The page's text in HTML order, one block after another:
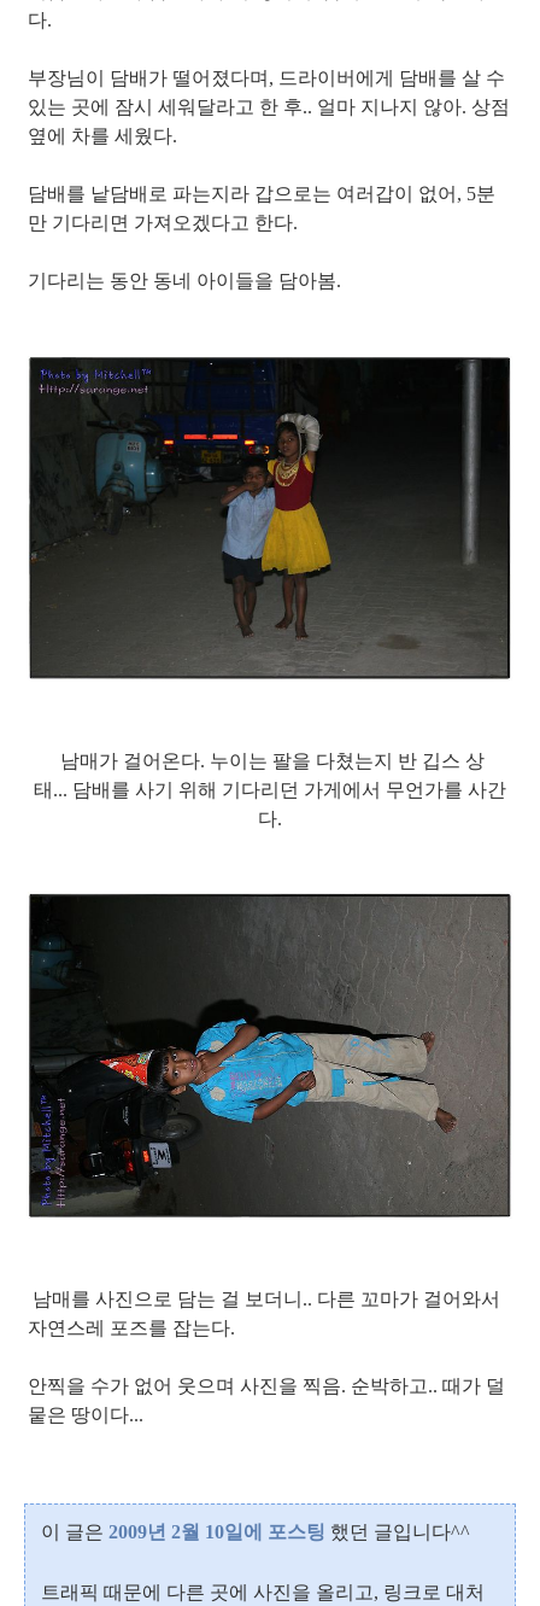
다.
부장님이 담배가 떨어졌다며, 드라이버에게 담배를 살 수
있는 곳에 잠시 세워달라고 한 후.. 얼마 지나지 않아. 상점
옆에 차를 세웠다.
담배를 낱담배로 파는지라 갑으로는 여러갑이 없어, 5분
만 기다리면 가져오겠다고 한다.
기다리는 동안 동네 아이들을 담아봄.
남매가 걸어온다. 누이는 팔을 다쳤는지 반 깁스 상
태... 담배를 사기 위해 기다리던 가게에서 무언가를 사간
다.
남매를 사진으로 담는 걸 보더니.. 다른 꼬마가 걸어와서
자연스레 포즈를 잡는다.
안찍을 수가 없어 웃으며 사진을 찍음. 순박하고.. 때가 덜
뭍은 땅이다...
이 글은 2009년 2월 10일에 포스팅 했던 글입니다^^
트래픽 때문에 다른 곳에 사진을 올리고, 링크로 대처